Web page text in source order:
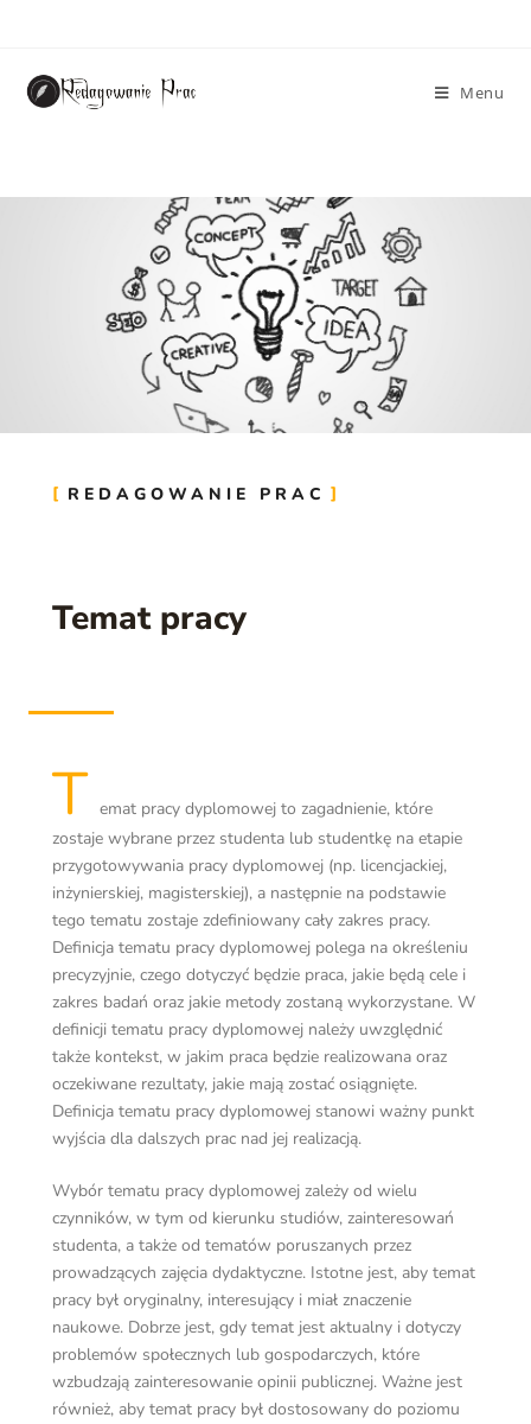
Menu
REDAGOWANIE PRAC
Temat pracy
T emat pracy dyplomowej to zagadnienie, które
zostaje wybrane przez studenta lub studentkę na etapie
przygotowywania pracy dyplomowej (np. licencjackiej,
inżynierskiej, magisterskiej), a następnie na podstawie
tego tematu zostaje zdefiniowany cały zakres pracy.
Definicja tematu pracy dyplomowej polega na określeniu
precyzyjnie, czego dotyczyć będzie praca, jakie będą cele i
zakres badań oraz jakie metody zostaną wykorzystane. W
definicji tematu pracy dyplomowej należy uwzględnić
także kontekst, w jakim praca będzie realizowana oraz
oczekiwane rezultaty, jakie mają zostać osiągnięte.
Definicja tematu pracy dyplomowej stanowi ważny punkt
wyjścia dla dalszych prac nad jej realizacją.
Wybór tematu pracy dyplomowej zależy od wielu
czynników, w tym od kierunku studiów, zainteresowań
studenta, a także od tematów poruszanych przez
prowadzących zajęcia dydaktyczne. Istotne jest, aby temat
pracy był oryginalny, interesujący i miał znaczenie
naukowe. Dobrze jest, gdy temat jest aktualny i dotyczy
problemów społecznych lub gospodarczych, które
wzbudzają zainteresowanie opinii publicznej. Ważne jest
również, aby temat pracy był dostosowany do poziomu